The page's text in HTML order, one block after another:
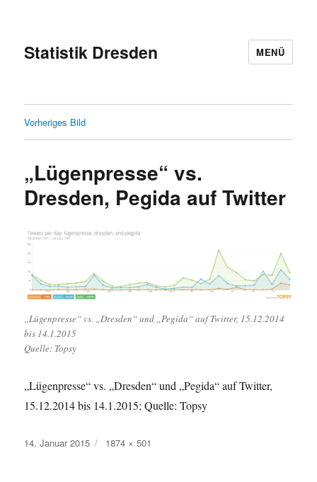
Statistik Dresden MENÜ
Vorheriges Bild
„Lügenpresse“ vs.
Dresden, Pegida auf Twitter
„Lügenpresse“ vs. „Dresden“ und „Pegida“ auf Twitter, 15.12.2014
bis 14.1.2015
Quelle: Topsy
„Lügenpresse“ vs. „Dresden“ und „Pegida“ auf Twitter,
15.12.2014 bis 14.1.2015; Quelle: Topsy
Veröffentlicht
14. Januar 2015 Originalgröße
1874 × 501